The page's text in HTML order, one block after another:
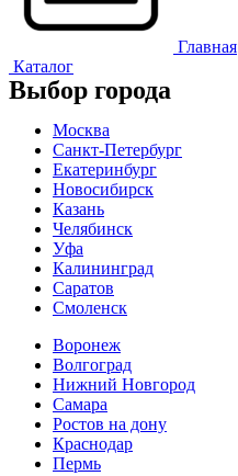
Главная
Каталог
Выбор города
Москва
Санкт-Петербург
Екатеринбург
Новосибирск
Казань
Челябинск
Уфа
Калининград
Саратов
Смоленск
Воронеж
Волгоград
Нижний Новгород
Самара
Ростов на дону
Краснодар
Пермь